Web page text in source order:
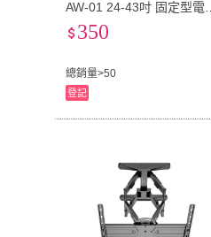
AW-01 24-43吋 固定型電視
架(電視壁掛架)
總銷量>50
350
登記